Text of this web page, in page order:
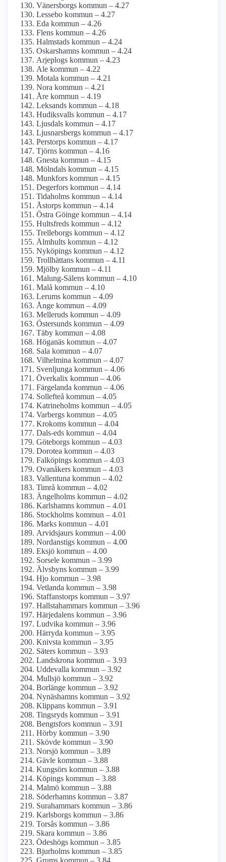
Vänersborgs kommun – 4.27
Lessebo kommun – 4.27
Eda kommun – 4.26
Flens kommun – 4.26
Halmstads kommun – 4.24
Oskarshamns kommun – 4.24
Arjeplogs kommun – 4.23
Ale kommun – 4.22
Motala kommun – 4.21
Nora kommun – 4.21
Åre kommun – 4.19
Leksands kommun – 4.18
Hudiksvalls kommun – 4.17
Ljusdals kommun – 4.17
Ljusnarsbergs kommun – 4.17
Perstorps kommun – 4.17
Tjörns kommun – 4.16
Gnesta kommun – 4.15
Mölndals kommun – 4.15
Munkfors kommun – 4.15
Degerfors kommun – 4.14
Tidaholms kommun – 4.14
Åstorps kommun – 4.14
Östra Göinge kommun – 4.14
Hultsfreds kommun – 4.12
Trelleborgs kommun – 4.12
Älmhults kommun – 4.12
Nyköpings kommun – 4.12
Trollhättans kommun – 4.11
Mjölby kommun – 4.11
Malung-Sälens kommun – 4.10
Malå kommun – 4.10
Lerums kommun – 4.09
Ånge kommun – 4.09
Melleruds kommun – 4.09
Östersunds kommun – 4.09
Täby kommun – 4.08
Höganäs kommun – 4.07
Sala kommun – 4.07
Vilhelmina kommun – 4.07
Svenljunga kommun – 4.06
Överkalix kommun – 4.06
Färgelanda kommun – 4.06
Sollefteå kommun – 4.05
Katrineholms kommun – 4.05
Varbergs kommun – 4.05
Krokoms kommun – 4.04
Dals-eds kommun – 4.04
Göteborgs kommun – 4.03
Dorotea kommun – 4.03
Falköpings kommun – 4.03
Ovanåkers kommun – 4.03
Vallentuna kommun – 4.02
Timrå kommun – 4.02
Ängelholms kommun – 4.02
Karlshamns kommun – 4.01
Stockholms kommun – 4.01
Marks kommun – 4.01
Arvidsjaurs kommun – 4.00
Nordanstigs kommun – 4.00
Eksjö kommun – 4.00
Sorsele kommun – 3.99
Älvsbyns kommun – 3.99
Hjo kommun – 3.98
Vetlanda kommun – 3.98
Staffanstorps kommun – 3.97
Hallstahammars kommun – 3.96
Härjedalens kommun – 3.96
Ludvika kommun – 3.96
Härryda kommun – 3.95
Knivsta kommun – 3.95
Säters kommun – 3.93
Landskrona kommun – 3.93
Uddevalla kommun – 3.92
Mullsjö kommun – 3.92
Borlänge kommun – 3.92
Nynäshamns kommun – 3.92
Klippans kommun – 3.91
Tingsryds kommun – 3.91
Bengtsfors kommun – 3.91
Hörby kommun – 3.90
Skövde kommun – 3.90
Norsjö kommun – 3.89
Gävle kommun – 3.88
Kungsörs kommun – 3.88
Köpings kommun – 3.88
Malmö kommun – 3.88
Söderhamns kommun – 3.87
Surahammars kommun – 3.86
Karlsborgs kommun – 3.86
Torsås kommun – 3.86
Skara kommun – 3.86
Ödeshögs kommun – 3.85
Bjurholms kommun – 3.85
Grums kommun – 3.84